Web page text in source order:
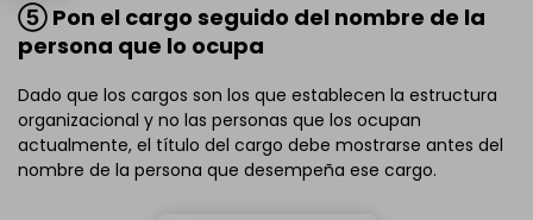
⑤ Pon el cargo seguido del nombre de la
persona que lo ocupa
Dado que los cargos son los que establecen la estructura
organizacional y no las personas que los ocupan
actualmente, el título del cargo debe mostrarse antes del
nombre de la persona que desempeña ese cargo.